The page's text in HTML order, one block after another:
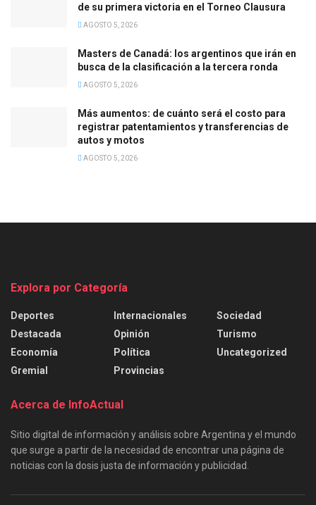
de su primera victoria en el Torneo Clausura
AGOSTO 5, 2026
Masters de Canadá: los argentinos que irán en
busca de la clasificación a la tercera ronda
AGOSTO 5, 2026
Más aumentos: de cuánto será el costo para
registrar patentamientos y transferencias de
autos y motos
AGOSTO 5, 2026
Explora por Categoría
Deportes
Destacada
Economía
Gremial
Internacionales
Opinión
Política
Provincias
Sociedad
Turismo
Uncategorized
Acerca de InfoActual
Sitio digital de información y análisis sobre Argentina y el mundo
que surge a partir de la necesidad de encontrar una página de
noticias con la dosis justa de información y publicidad.